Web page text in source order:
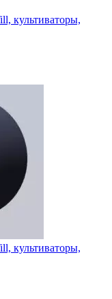
культиваторы,
культиваторы,